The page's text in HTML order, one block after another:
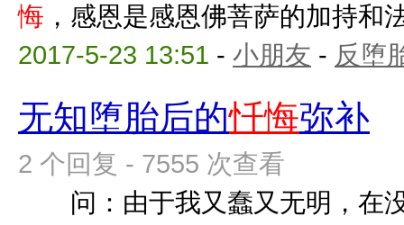
悔 ，感恩是感恩佛菩萨的加持和
2017-5-23 13:51 - 小朋友 - 反堕
无知堕胎后的忏悔弥补
2 个回复 - 7555 次查看
问：由于我又蠢又无明，在